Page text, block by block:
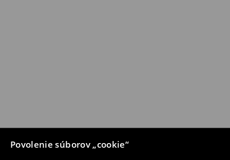
Povolenie súborov „cookie“